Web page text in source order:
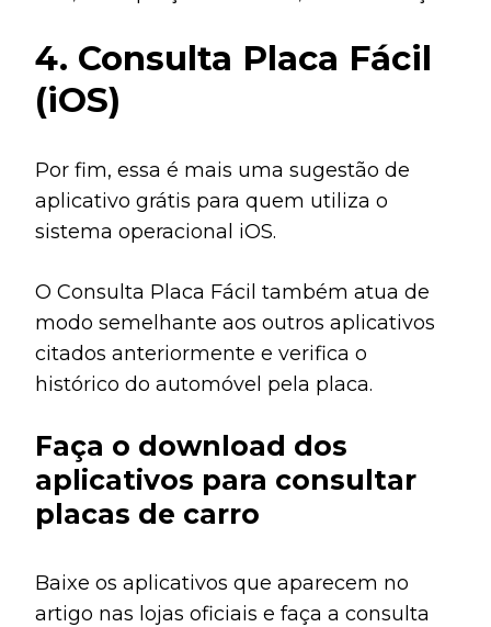
e débitos em órgãos fiscalizadores.
4. Consulta Placa Fácil
(iOS)
Por fim, essa é mais uma sugestão de
aplicativo grátis para quem utiliza o
sistema operacional iOS.
O Consulta Placa Fácil também atua de
modo semelhante aos outros aplicativos
citados anteriormente e verifica o
histórico do automóvel pela placa.
Faça o download dos
aplicativos para consultar
placas de carro
Baixe os aplicativos que aparecem no
artigo nas lojas oficiais e faça a consulta